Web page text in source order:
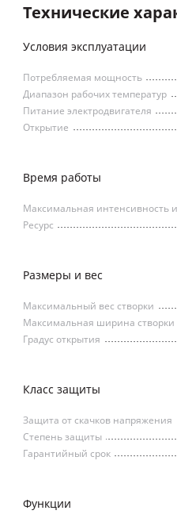
Технические
Условия эксплуатации
Потребляемая мощность
Диапазон рабочих температур
Питание электродвигателя
Открытие
Время работы
Максимальная интенсивность
Ресурс
Размеры и вес
Максимальный вес створки
Максимальная ширина створки
Градус открытия
Класс защиты
Защита от скачков напряжения
Степень защиты
Гарантийный срок
Функции